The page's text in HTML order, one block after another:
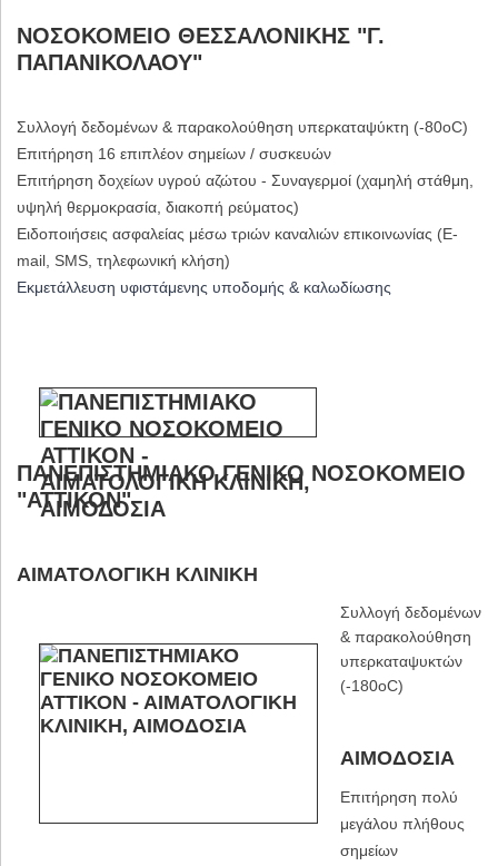
ΝΟΣΟΚΟΜΕΙΟ ΘΕΣΣΑΛΟΝΙΚΗΣ "Γ.
ΠΑΠΑΝΙΚΟΛΑΟΥ"
Συλλογή δεδομένων & παρακολούθηση υπερκαταψύκτη (-80oC)
Επιτήρηση 16 επιπλέον σημείων / συσκευών
Επιτήρηση δοχείων υγρού αζώτου - Συναγερμοί (χαμηλή στάθμη,
υψηλή θερμοκρασία, διακοπή ρεύματος)
Ειδοποιήσεις ασφαλείας μέσω τριών καναλιών επικοινωνίας (E-
mail, SMS, τηλεφωνική κλήση)
Εκμετάλλευση υφιστάμενης υποδομής & καλωδίωσης
ΠΑΝΕΠΙΣΤΗΜΙΑΚΟ ΓΕΝΙΚΟ ΝΟΣΟΚΟΜΕΙΟ
"ΑΤΤΙΚΟΝ"
ΑΙΜΑΤΟΛΟΓΙΚΗ ΚΛΙΝΙΚΗ
Συλλογή δεδομένων
& παρακολούθηση
υπερκαταψυκτών
(-180oC)
ΑΙΜΟΔΟΣΙΑ
Επιτήρηση πολύ
μεγάλου πλήθους
σημείων